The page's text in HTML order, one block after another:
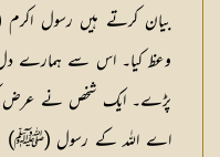
بیان کرتے ہیں رسول
وعظ کیا۔ اس سے ہمارے
پڑے۔ ایک شخص نے عرض کی
اے اللہ کے رسول (ﷺ) !